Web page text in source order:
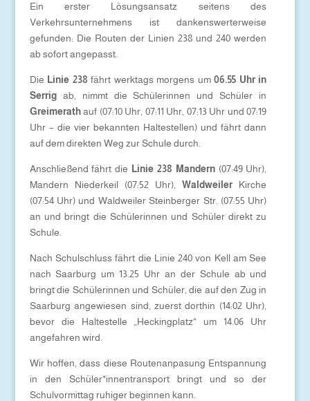
Ein erster Lösungsansatz seitens des
Verkehrsunternehmens ist dankenswerterweise
gefunden: Die Routen der Linien 238 und 240 werden
ab sofort angepasst.
Die Linie 238 fährt werktags morgens um06.55 Uhr in
Serrigab, nimmt die Schülerinnen und Schüler in
Greimerathauf (07:10 Uhr, 07:11 Uhr, 07:13 Uhr und 07:19
Uhr – die vier bekannten Haltestellen) und fährt dann
auf dem direkten Weg zur Schule durch.
Anschließend fährt die Linie 238 Mandern(07:49 Uhr),
Mandern Niederkeil (07:52 Uhr),WaldweilerKirche
(07:54 Uhr) und Waldweiler Steinberger Str. (07:55 Uhr)
an und bringt die Schülerinnen und Schüler direkt zu
Schule.
Nach Schulschluss fährt die Linie 240 von Kell am See
nach Saarburg um 13.25 Uhr an der Schule ab und
bringt die Schülerinnen und Schüler, die auf den Zug in
Saarburg angewiesen sind, zuerst dorthin (14:02 Uhr),
bevor die Haltestelle „Heckingplatz“ um 14.06 Uhr
angefahren wird.
Wir hoffen, dass diese Routenanpasung Entspannung
in den Schüler*innentransport bringt und so der
Schulvormittag ruhiger beginnen kann.